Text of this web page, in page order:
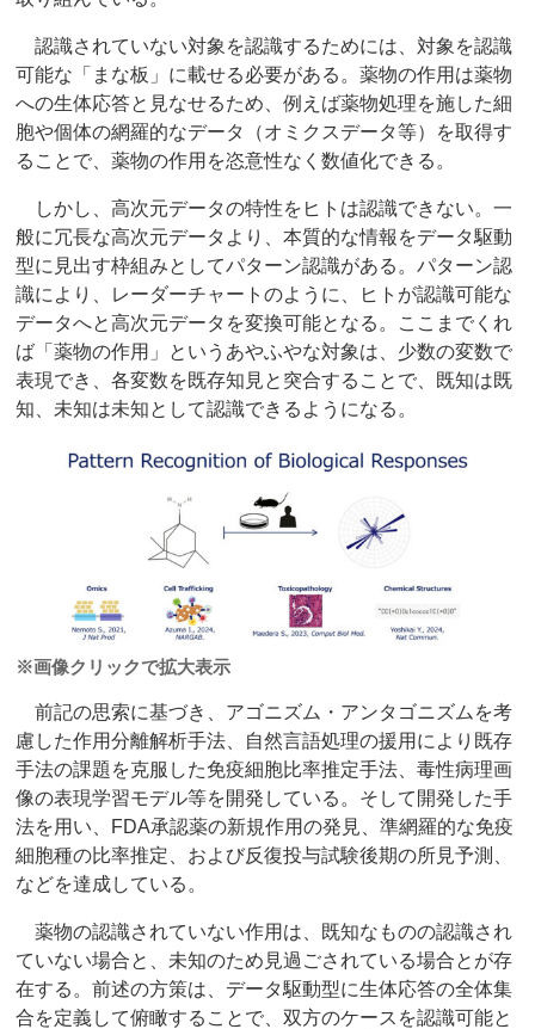
認識されていない対象を認識するためには、対象を認識
可能な「まな板」に載せる必要がある。薬物の作用は薬物
への生体応答と見なせるため、例えば薬物処理を施した細
胞や個体の網羅的なデータ（オミクスデータ等）を取得す
ることで、薬物の作用を恣意性なく数値化できる。
しかし、高次元データの特性をヒトは認識できない。一
般に冗長な高次元データより、本質的な情報をデータ駆動
型に見出す枠組みとしてパターン認識がある。パターン認
識により、レーダーチャートのように、ヒトが認識可能な
データへと高次元データを変換可能となる。ここまでくれ
ば「薬物の作用」というあやふやな対象は、少数の変数で
表現でき、各変数を既存知見と突合することで、既知は既
知、未知は未知として認識できるようになる。
※画像クリックで拡大表示
前記の思索に基づき、アゴニズム・アンタゴニズムを考
慮した作用分離解析手法、自然言語処理の援用により既存
手法の課題を克服した免疫細胞比率推定手法、毒性病理画
像の表現学習モデル等を開発している。そして開発した手
法を用い、FDA承認薬の新規作用の発見、準網羅的な免疫
細胞種の比率推定、および反復投与試験後期の所見予測、
などを達成している。
薬物の認識されていない作用は、既知なものの認識され
ていない場合と、未知のため見過ごされている場合とが存
在する。前述の方策は、データ駆動型に生体応答の全体集
合を定義して俯瞰することで、双方のケースを認識可能と